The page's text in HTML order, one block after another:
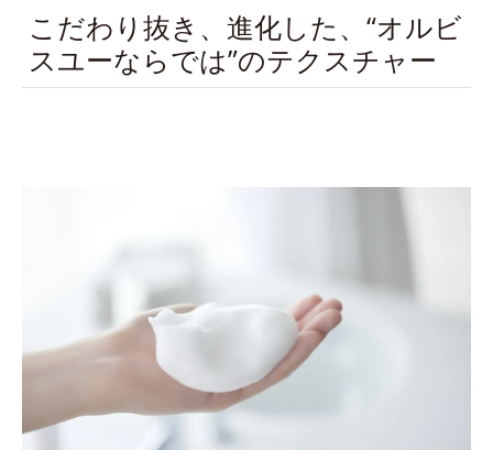
こだわり抜き、進化した、“オルビ
スユーならでは”のテクスチャー